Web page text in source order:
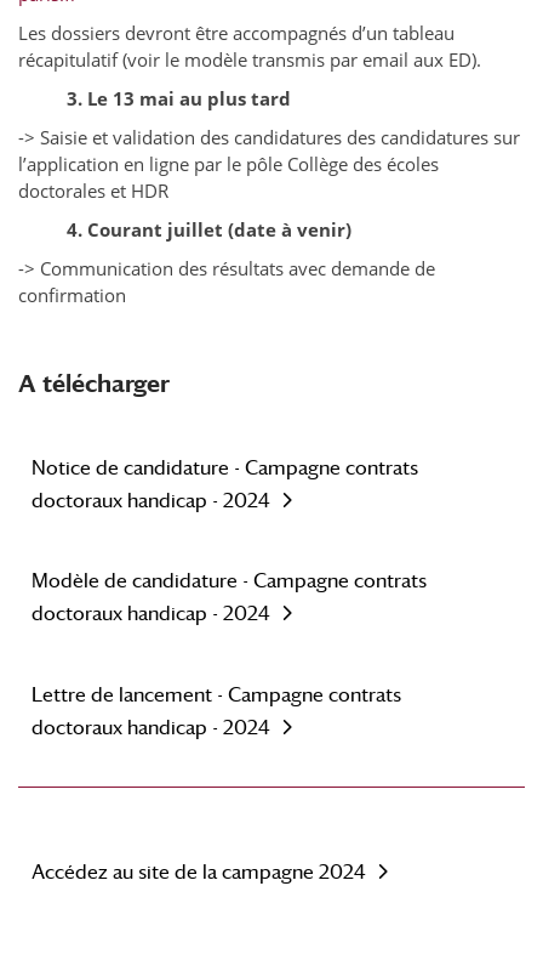
Les dossiers devront être accompagnés d’un tableau
récapitulatif (voir le modèle transmis par email aux ED).
3. Le 13 mai au plus tard
-> Saisie et validation des candidatures des candidatures sur
l’application en ligne par le pôle Collège des écoles
doctorales et HDR
4. Courant juillet (date à venir)
-> Communication des résultats avec demande de
confirmation
A télécharger
Notice de candidature - Campagne contrats
doctoraux handicap - 2024
Modèle de candidature - Campagne contrats
doctoraux handicap - 2024
Lettre de lancement - Campagne contrats
doctoraux handicap - 2024
Accédez au site de la campagne 2024